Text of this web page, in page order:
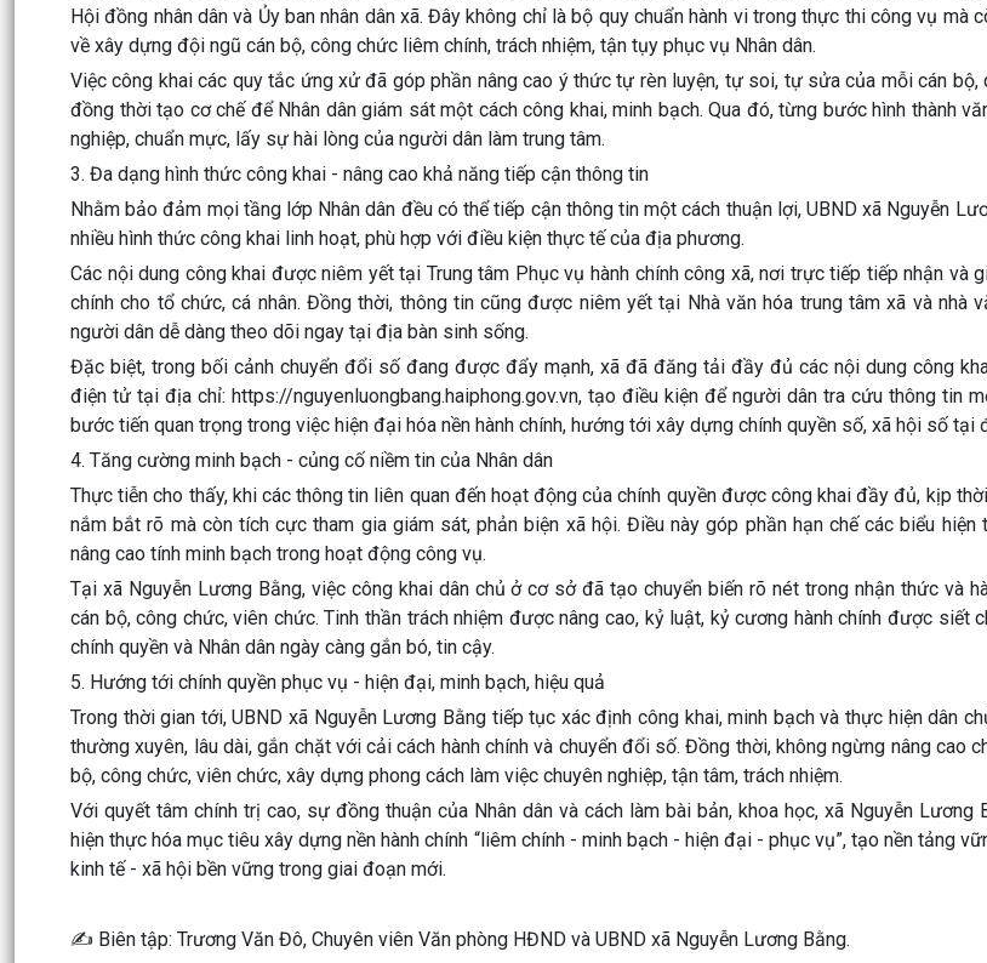
Hội đồng nhân dân và Ủy ban nhân dân xã. Đây không chỉ là bộ quy chuẩn hành vi trong thực thi công vụ mà
về xây dựng đội ngũ cán bộ, công chức liêm chính, trách nhiệm, tận tụy phục vụ Nhân dân.
Việc công khai các quy tắc ứng xử đã góp phần nâng cao ý thức tự rèn luyện, tự soi, tự sửa của mỗi cán bộ,
đồng thời tạo cơ chế để Nhân dân giám sát một cách công khai, minh bạch. Qua đó, từng bước hình thành
nghiệp, chuẩn mực, lấy sự hài lòng của người dân làm trung tâm.
3. Đa dạng hình thức công khai - nâng cao khả năng tiếp cận thông tin
Nhằm bảo đảm mọi tầng lớp Nhân dân đều có thể tiếp cận thông tin một cách thuận lợi, UBND xã Nguyễn
nhiều hình thức công khai linh hoạt, phù hợp với điều kiện thực tế của địa phương.
Các nội dung công khai được niêm yết tại Trung tâm Phục vụ hành chính công xã, nơi trực tiếp tiếp nhận và
chính cho tổ chức, cá nhân. Đồng thời, thông tin cũng được niêm yết tại Nhà văn hóa trung tâm xã và nhà
người dân dễ dàng theo dõi ngay tại địa bàn sinh sống.
Đặc biệt, trong bối cảnh chuyển đổi số đang được đẩy mạnh, xã đã đăng tải đầy đủ các nội dung công
điện tử tại địa chỉ: https://nguyenluongbang.haiphong.gov.vn, tạo điều kiện để người dân tra cứu thông tin
bước tiến quan trọng trong việc hiện đại hóa nền hành chính, hướng tới xây dựng chính quyền số, xã hội số tại
4. Tăng cường minh bạch - củng cố niềm tin của Nhân dân
Thực tiễn cho thấy, khi các thông tin liên quan đến hoạt động của chính quyền được công khai đầy đủ, kịp
nắm bắt rõ mà còn tích cực tham gia giám sát, phản biện xã hội. Điều này góp phần hạn chế các biểu hiện
nâng cao tính minh bạch trong hoạt động công vụ.
Tại xã Nguyễn Lương Bằng, việc công khai dân chủ ở cơ sở đã tạo chuyển biến rõ nét trong nhận thức và
cán bộ, công chức, viên chức. Tinh thần trách nhiệm được nâng cao, kỷ luật, kỷ cương hành chính được siết
chính quyền và Nhân dân ngày càng gắn bó, tin cậy.
5. Hướng tới chính quyền phục vụ - hiện đại, minh bạch, hiệu quả
Trong thời gian tới, UBND xã Nguyễn Lương Bằng tiếp tục xác định công khai, minh bạch và thực hiện dân
thường xuyên, lâu dài, gắn chặt với cải cách hành chính và chuyển đổi số. Đồng thời, không ngừng nâng cao
bộ, công chức, viên chức, xây dựng phong cách làm việc chuyên nghiệp, tận tâm, trách nhiệm.
Với quyết tâm chính trị cao, sự đồng thuận của Nhân dân và cách làm bài bản, khoa học, xã Nguyễn Lương
hiện thực hóa mục tiêu xây dựng nền hành chính “liêm chính - minh bạch - hiện đại - phục vụ”, tạo nền tảng
kinh tế - xã hội bền vững trong giai đoạn mới.
✍️ Biên tập: Trương Văn Đô, Chuyên viên Văn phòng HĐND và UBND xã Nguyễn Lương Bằng.